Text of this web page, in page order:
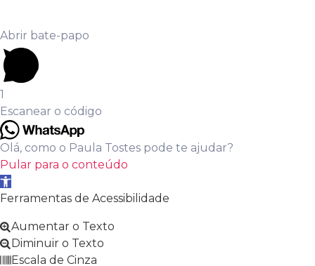
Abrir bate-papo
1
Escanear o código
Olá, como o Paula Tostes pode te ajudar?
Pular para o conteúdo
Barra de Ferramentas Aberta
Ferramentas de Acessibilidade
Aumentar o Texto
Diminuir o Texto
Escala de Cinza